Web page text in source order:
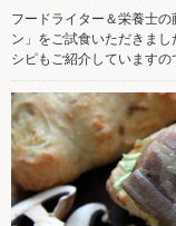
フードライター＆栄養士
ン」をご試食いただきま
シピもご紹介していますの